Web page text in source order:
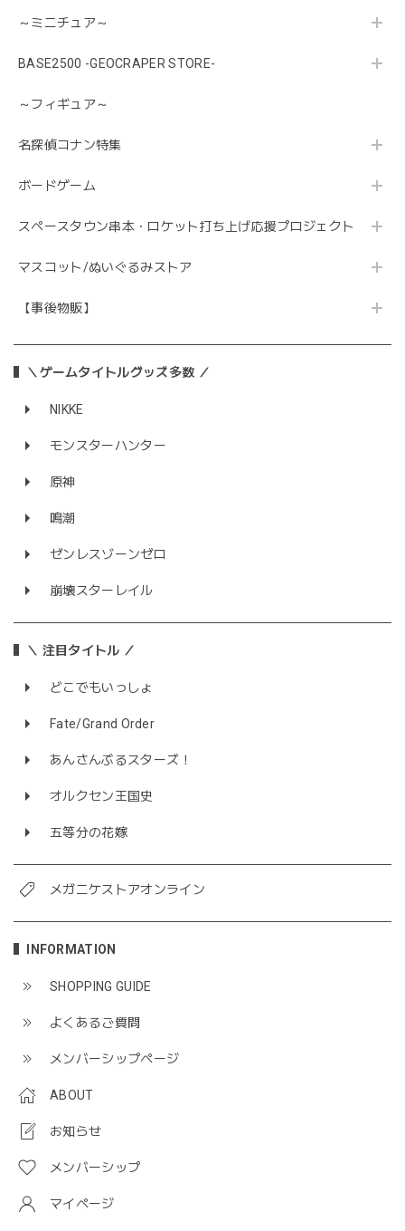
～ミニチュア～
BASE2500 -GEOCRAPER STORE-
～フィギュア～
名探偵コナン特集
ボードゲーム
スペースタウン串本・ロケット打ち上げ応援プロジェクト
マスコット/ぬいぐるみストア
【事後物販】
＼ゲームタイトルグッズ多数 ／
NIKKE
モンスターハンター
原神
鳴潮
ゼンレスゾーンゼロ
崩壊スターレイル
＼ 注目タイトル ／
どこでもいっしょ
Fate/Grand Order
あんさんぶるスターズ！
オルクセン王国史
五等分の花嫁
メガニケストアオンライン
INFORMATION
SHOPPING GUIDE
よくあるご質問
メンバーシップページ
ABOUT
お知らせ
メンバーシップ
マイページ